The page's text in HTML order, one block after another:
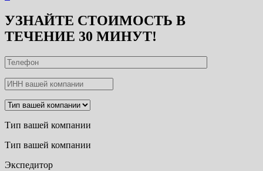
УЗНАЙТЕ СТОИМОСТЬ В
ТЕЧЕНИЕ 30 МИНУТ!
Тип вашей компании
Тип вашей компании
Экспедитор